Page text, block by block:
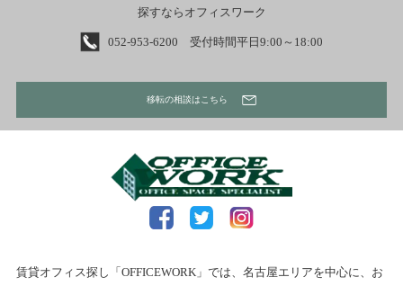
探すならオフィスワーク
052-953-6200 受付時間平日9:00～18:00
移転の相談はこちら
賃貸オフィス探し「OFFICEWORK」では、名古屋エリアを中心に、お